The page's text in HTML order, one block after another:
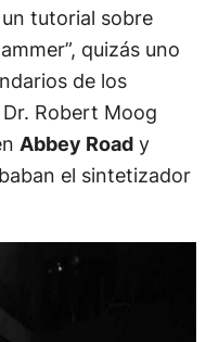
tutorial sobre
quizás uno
de los
Robert Moog
Abbey Roady
el sintetizador